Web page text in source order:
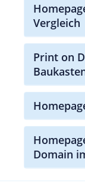
Vergleich
Print on
Domain